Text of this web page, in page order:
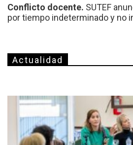
Conflicto docente. SUTEF
por tiempo indeterminado y no
Actualidad